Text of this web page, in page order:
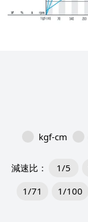
kgf-cm
1/5
1/71
1/100